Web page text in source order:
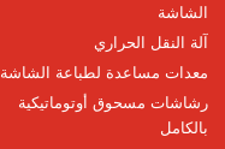
الشاشة
آلة النقل الحراري
معدات مساعدة لطباعة الشاشة
رشاشات مسحوق أوتوماتيكية
بالكامل